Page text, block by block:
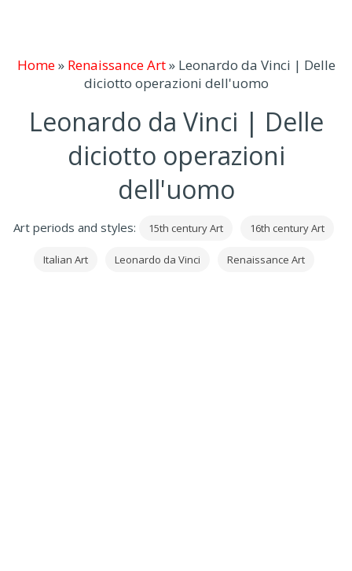
Home» Renaissance Art» Leonardo da Vinci | Delle
diciotto operazioni dell'uomo
Leonardo da Vinci | Delle
diciotto operazioni
dell'uomo
Art periods and styles: 15th century Art 16th century Art
Italian Art Leonardo da Vinci Renaissance Art